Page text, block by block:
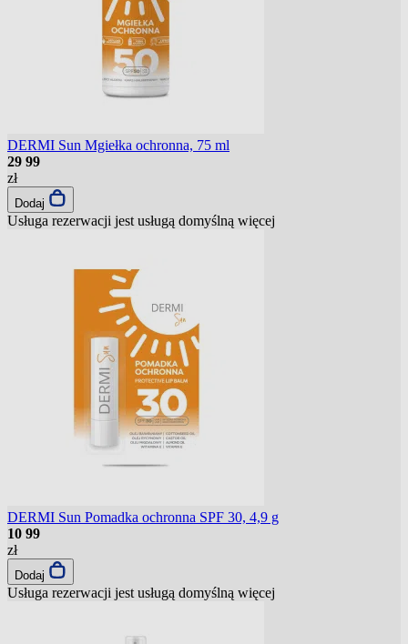
DERMI Sun Mgiełka ochronna, 75 ml
29 99
zł
Dodaj
Usługa rezerwacji jest usługą domyślną więcej
DERMI Sun Pomadka ochronna SPF 30, 4,9 g
10 99
zł
Dodaj
Usługa rezerwacji jest usługą domyślną więcej